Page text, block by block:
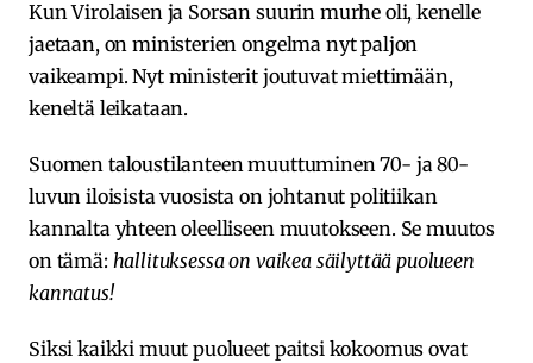
Kun Virolaisen ja Sorsan suurin murhe oli, kenelle
jaetaan, on ministerien ongelma nyt paljon
vaikeampi. Nyt ministerit joutuvat miettimään,
keneltä leikataan.
Suomen taloustilanteen muuttuminen 70- ja 80-
luvun iloisista vuosista on johtanut politiikan
kannalta yhteen oleelliseen muutokseen. Se muutos
on tämä: hallituksessa on vaikea säilyttää puolueen
kannatus!
Siksi kaikki muut puolueet paitsi kokoomus ovat